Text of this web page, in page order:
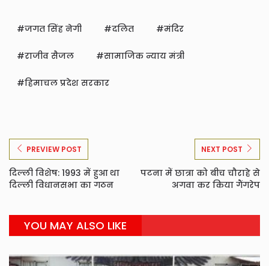
जगत सिंह नेगी दलित मंदिर
राजीव सैजल सामाजिक न्याय मंत्री
हिमाचल प्रदेश सरकार
PREVIEW POST
दिल्ली विशेष: 1993 में हुआ था
दिल्ली विधानसभा का गठन
NEXT POST
पटना में छात्रा को बीच चौराहे से
अगवा कर किया गैंगरेप
YOU MAY ALSO LIKE